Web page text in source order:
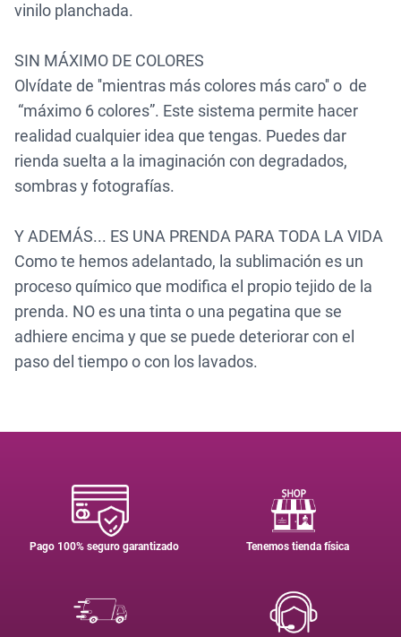
vinilo planchada.
SIN MÁXIMO DE COLORES
Olvídate de ''mientras más colores más caro'' o de
“máximo 6 colores”. Este sistema permite hacer
realidad cualquier idea que tengas. Puedes dar
rienda suelta a la imaginación con degradados,
sombras y fotografías.
Y ADEMÁS... ES UNA PRENDA PARA TODA LA VIDA
Como te hemos adelantado, la sublimación es un
proceso químico que modifica el propio tejido de la
prenda. NO es una tinta o una pegatina que se
adhiere encima y que se puede deteriorar con el
paso del tiempo o con los lavados.
Pago 100% seguro garantizado Tenemos tienda física